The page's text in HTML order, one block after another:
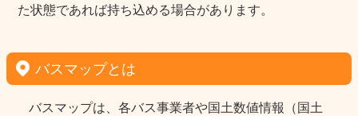
た状態であれば持ち込める場合があります。
バスマップとは
バスマップは、各バス事業者や国土数値情報（国土